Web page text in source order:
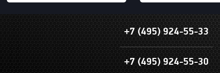
+7 (495) 924-55-33
+7 (495) 924-55-30